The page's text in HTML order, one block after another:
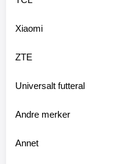
Xiaomi
ZTE
Universalt futteral
Andre merker
Annet